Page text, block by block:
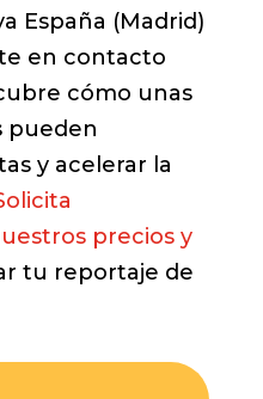
España (Madrid)
en contacto
cómo unas
pueden
y acelerar la
precios y
tu reportaje de